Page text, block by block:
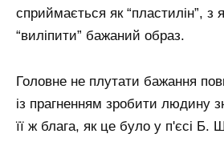
сприймається як “пластилін”, з
“виліпити” бажаний образ.
Головне не плутати бажання
із прагненням зробити людину
її ж блага, як це було у п'єсі Б.